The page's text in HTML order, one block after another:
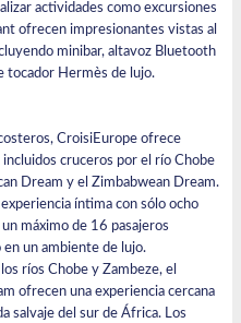
actividades como excursiones
ofrecen impresionantes vistas al
minibar, altavoz Bluetooth
tocador Hermès de lujo.
CroisiEurope ofrece
cruceros por el río Chobe
Dream y el Zimbabwean Dream.
íntima con sólo ocho
máximo de 16 pasajeros
un ambiente de lujo.
ríos Chobe y Zambeze, el
ofrecen una experiencia cercana
salvaje del sur de África. Los